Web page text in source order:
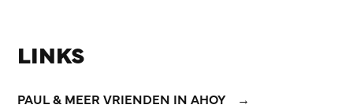
LINKS
PAUL & MEER VRIENDEN IN AHOY